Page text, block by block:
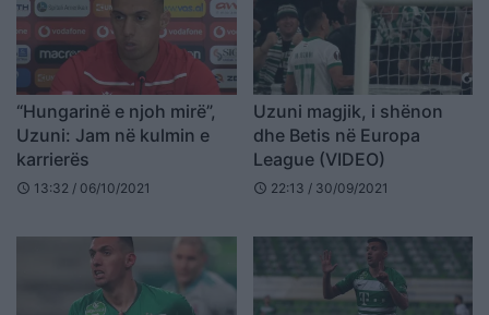
“Hungarinë e njoh mirë”,
Uzuni: Jam në kulmin e
karrierës
schedule 13:32 / 06/10/2021
Uzuni magjik, i shënon
dhe Betis në Europa
League (VIDEO)
schedule 22:13 / 30/09/2021